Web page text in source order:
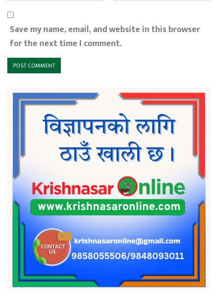
Save my name, email, and website in this browser
for the next time I comment.